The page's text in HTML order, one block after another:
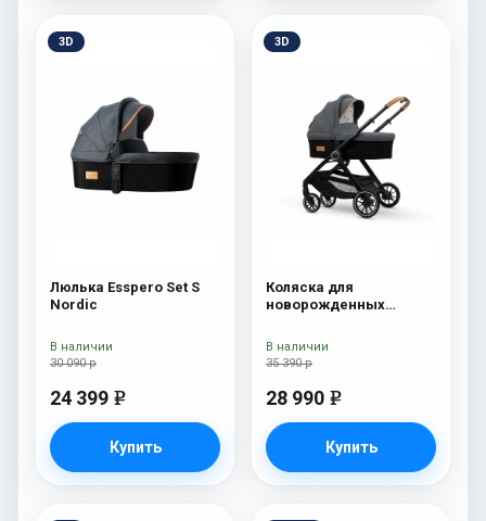
3D
Люлька Esspero Set S
Nordic
30 090 р
24 399 e
Купить
В наличии
3D
Коляска для
новорожденных
35 390 р
28 990 e
Купить
В наличии